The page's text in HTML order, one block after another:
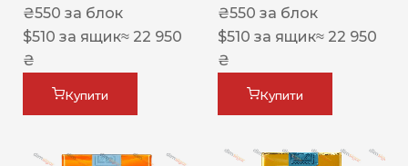
₴550 за блок
$510 за ящик≈ 22 950
₴
Купити
₴550 за блок
$510 за ящик≈ 22 950
₴
Купити